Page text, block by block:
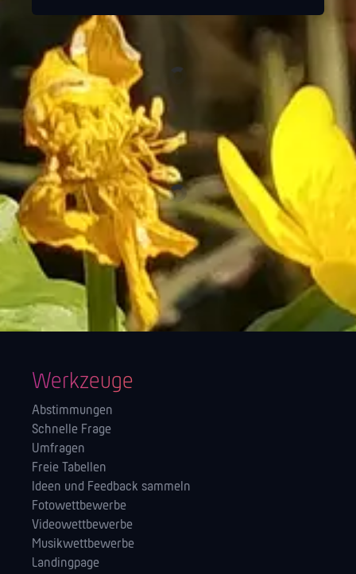
Werkzeuge
Abstimmungen
Schnelle Frage
Umfragen
Freie Tabellen
Ideen und Feedback sammeln
Fotowettbewerbe
Videowettbewerbe
Musikwettbewerbe
Landingpage